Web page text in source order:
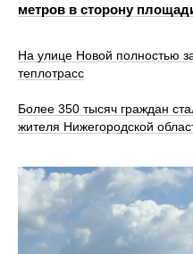
метров в сторону
На улице Новой полностью
теплотрасс
Более 350 тысяч граждан
жителя Нижегородской